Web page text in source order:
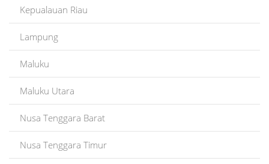
Kepualauan Riau
Lampung
Maluku
Maluku Utara
Nusa Tenggara Barat
Nusa Tenggara Timur